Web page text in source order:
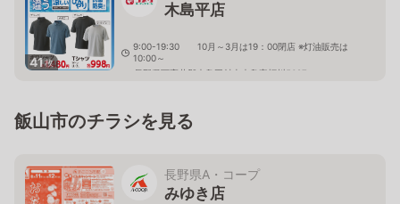
41枚
木島平店
9:00-19:30 10月～3月は19：00閉店 ※灯油販売は
10:00～
長野県下高井郡木島平村上木島字蛭川5687
飯山市のチラシを見る
長野県A・コープ
みゆき店